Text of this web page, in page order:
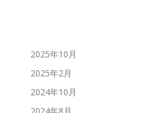
2025年10月
2025年2月
2024年10月